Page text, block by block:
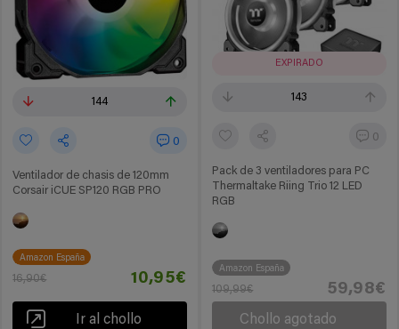
144
0
Ventilador de chasis de 120mm
Corsair iCUE SP120 RGB PRO
Amazon España
16,90€ 10,95€
Ir al chollo
EXPIRADO
143
0
Pack de 3 ventiladores para PC
Thermaltake Riing Trio 12 LED
RGB
Amazon España
109,99€ 59,98€
Chollo agotado